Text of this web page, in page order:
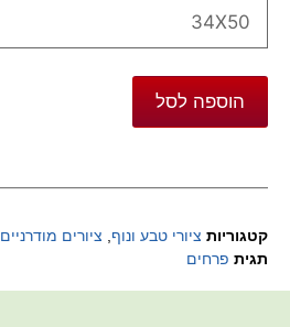
הוספה לסל
קטגוריות ציורי טבע ונוף, ציורים מודרניים
תגית פרחים